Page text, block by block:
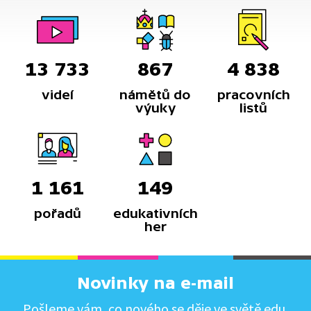
13 733
videí
867
námětů do
výuky
4 838
pracovních
listů
1 161
pořadů
149
edukativních
her
Novinky na e-mail